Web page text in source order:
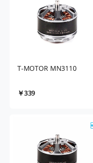
T-MOTOR MN3110
￥339